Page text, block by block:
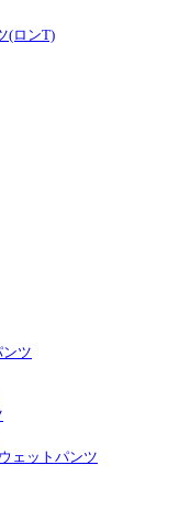
(ロンT)
ンツ
ェットパンツ